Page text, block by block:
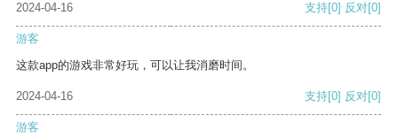
2024-04-16 支持[0] 反对[0]
游客
这款app的游戏非常好玩，可以让我消磨时间。
2024-04-16 支持[0] 反对[0]
游客